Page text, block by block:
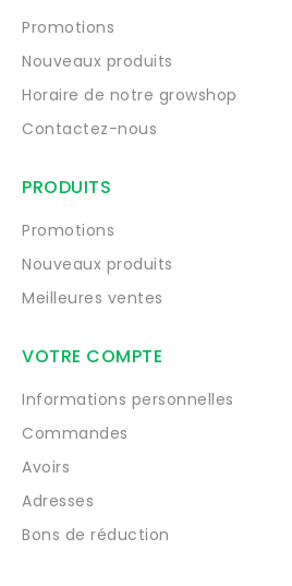
Promotions
Nouveaux produits
Horaire de notre growshop
Contactez-nous
PRODUITS
Promotions
Nouveaux produits
Meilleures ventes
VOTRE COMPTE
Informations personnelles
Commandes
Avoirs
Adresses
Bons de réduction